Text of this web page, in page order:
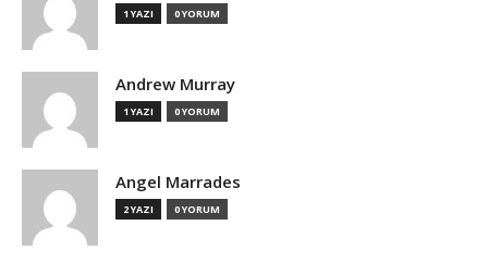
1 YAZI 0 YORUM
Andrew Murray
1 YAZI 0 YORUM
Angel Marrades
2 YAZI 0 YORUM